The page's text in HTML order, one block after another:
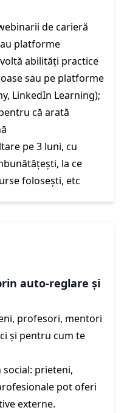
de carieră
platforme
abilități practice
sau pe platforme
LinkedIn Learning);
că arată
pe 3 luni, cu
la ce
folosești, etc
auto-reglare și
profesori, mentori
și pentru cum te
social: prieteni,
pot oferi
externe.